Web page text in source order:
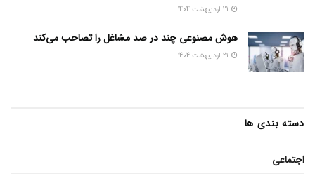
هوش مصنوعی چند در صد مشاغل را تصاحب می‌کند
دسته بندی ها
اجتماعی